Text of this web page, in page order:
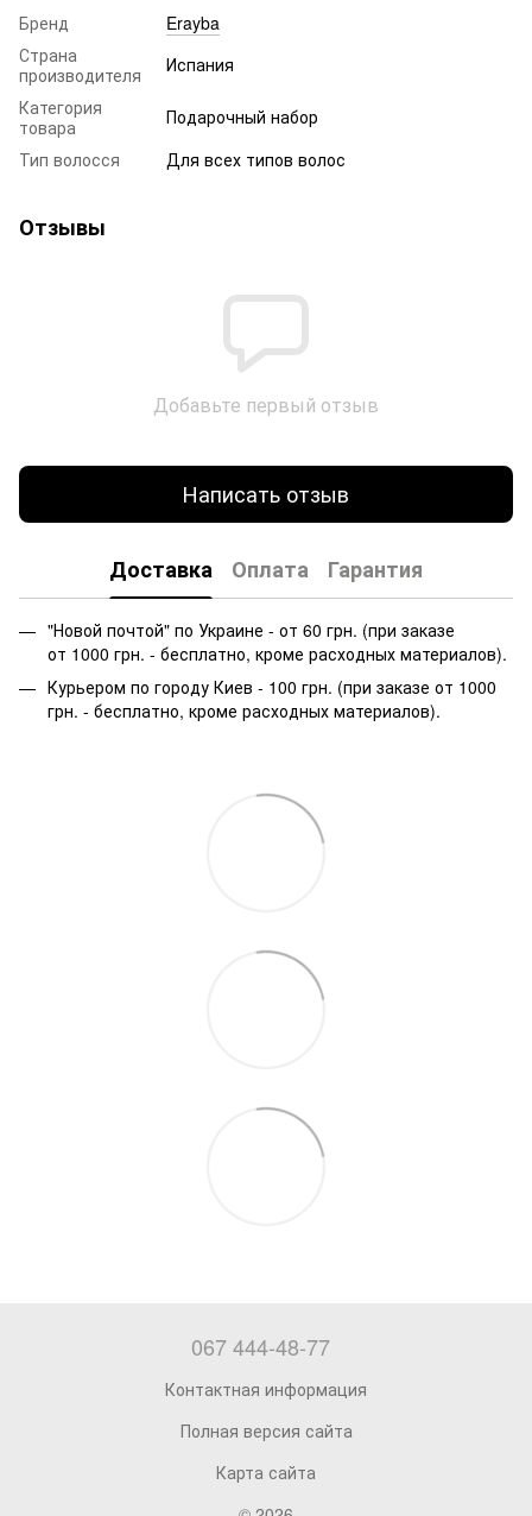
Бренд
Erayba
Страна
производителя
Испания
Категория
товара
Подарочный набор
Тип волосся
Для всех типов волос
Отзывы
Добавьте первый отзыв
Написать отзыв
Доставка Оплата Гарантия
"Новой почтой" по Украине - от 60 грн. (при заказе
от 1000 грн. - бесплатно, кроме расходных материалов).
Курьером по городу Киев - 100 грн. (при заказе от 1000
грн. - бесплатно, кроме расходных материалов).
067 444-48-77
Контактная информация
Полная версия сайта
Карта сайта